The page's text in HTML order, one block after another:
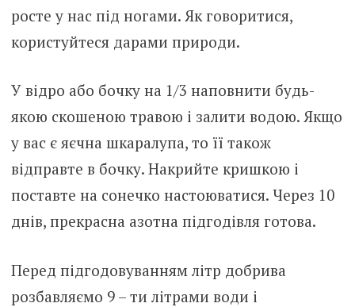
росте у нас під ногами. Як говоритися,
користуйтеся дарами природи.
У відро або бочку на 1/3 наповнити будь-
якою скошеною травою і залити водою. Якщо
у вас є яєчна шкаралупа, то її також
відправте в бочку. Накрийте кришкою і
поставте на сонечко настоюватися. Через 10
днів, прекрасна азотна підгодівля готова.
Перед підгодовуванням літр добрива
розбавляємо 9 – ти літрами води і